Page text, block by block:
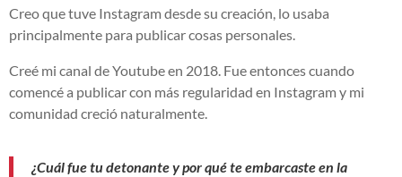
Creo que tuve Instagram desde su creación, lo usaba
principalmente para publicar cosas personales.
Creé mi canal de Youtube en 2018. Fue entonces cuando
comencé a publicar con más regularidad en Instagram y mi
comunidad creció naturalmente.
¿Cuál fue tu detonante y por qué te embarcaste en la